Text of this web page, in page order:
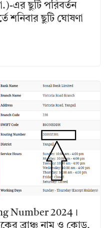
এর ছুটি পরিবর্তন
শনিবার ছুটি ঘোষণা
Number 2024।